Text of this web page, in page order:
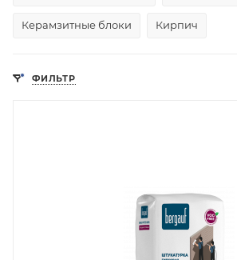
Керамзитные блоки Кирпич
ФИЛЬТР